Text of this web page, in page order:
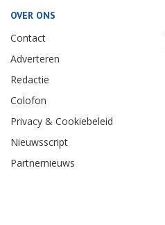
OVER ONS
Contact
Adverteren
Redactie
Colofon
Privacy & Cookiebeleid
Nieuwsscript
Partnernieuws